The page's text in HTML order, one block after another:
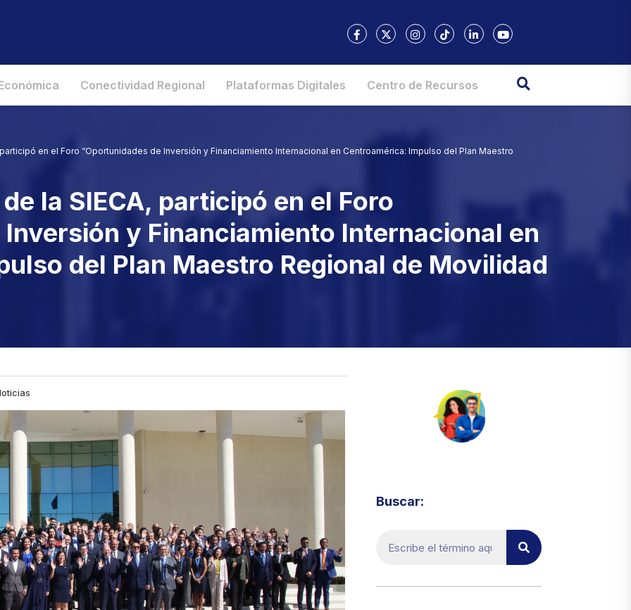
Conectividad Regional Plataformas Digitales Centro de Recursos
en el Foro “Oportunidades de Inversión y Financiamiento Internacional en Centroamérica: Impulso del Plan Maestro
la SIECA, participó en el Foro
y Financiamiento Internacional en
del Plan Maestro Regional de Movilidad
Buscar: